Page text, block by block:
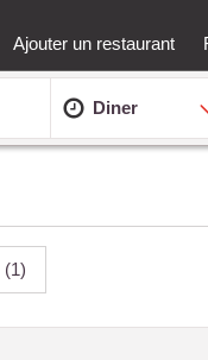
Ajouter un restaurant
Diner
(1)